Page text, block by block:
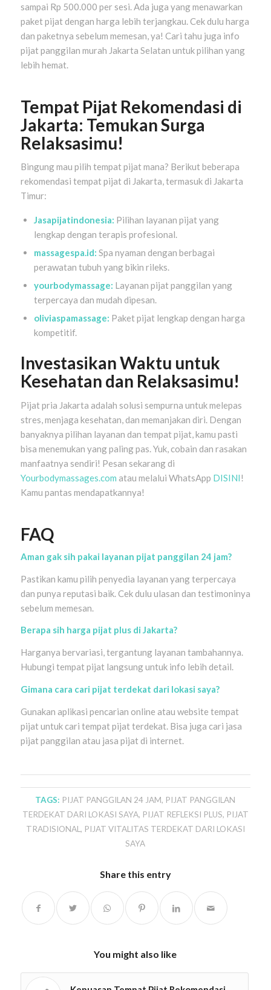
sampai Rp 500.000 per sesi. Ada juga yang menawarkan
paket pijat dengan harga lebih terjangkau. Cek dulu harga
dan paketnya sebelum memesan, ya! Cari tahu juga info
pijat panggilan murah Jakarta Selatan untuk pilihan yang
lebih hemat.
Tempat Pijat Rekomendasi di
Jakarta: Temukan Surga
Relaksasimu!
Bingung mau pilih tempat pijat mana? Berikut beberapa
rekomendasi tempat pijat di Jakarta, termasuk di Jakarta
Timur:
Jasapijatindonesia: Pilihan layanan pijat yang
lengkap dengan terapis profesional.
massagespa.id: Spa nyaman dengan berbagai
perawatan tubuh yang bikin rileks.
yourbodymassage: Layanan pijat panggilan yang
terpercaya dan mudah dipesan.
oliviaspamassage: Paket pijat lengkap dengan harga
kompetitif.
Investasikan Waktu untuk
Kesehatan dan Relaksasimu!
Pijat pria Jakarta adalah solusi sempurna untuk melepas
stres, menjaga kesehatan, dan memanjakan diri. Dengan
banyaknya pilihan layanan dan tempat pijat, kamu pasti
bisa menemukan yang paling pas. Yuk, cobain dan rasakan
manfaatnya sendiri! Pesan sekarang di
Yourbodymassages.com atau melalui WhatsApp DISINI!
Kamu pantas mendapatkannya!
FAQ
Aman gak sih pakai layanan pijat panggilan 24 jam?
Pastikan kamu pilih penyedia layanan yang terpercaya
dan punya reputasi baik. Cek dulu ulasan dan testimoninya
sebelum memesan.
Berapa sih harga pijat plus di Jakarta?
Harganya bervariasi, tergantung layanan tambahannya.
Hubungi tempat pijat langsung untuk info lebih detail.
Gimana cara cari pijat terdekat dari lokasi saya?
Gunakan aplikasi pencarian online atau website tempat
pijat untuk cari tempat pijat terdekat. Bisa juga cari jasa
pijat panggilan atau jasa pijat di internet.
TAGS: PIJAT PANGGILAN 24 JAM, PIJAT PANGGILAN
TERDEKAT DARI LOKASI SAYA, PIJAT REFLEKSI PLUS, PIJAT
TRADISIONAL, PIJAT VITALITAS TERDEKAT DARI LOKASI
SAYA
Share this entry
You might also like